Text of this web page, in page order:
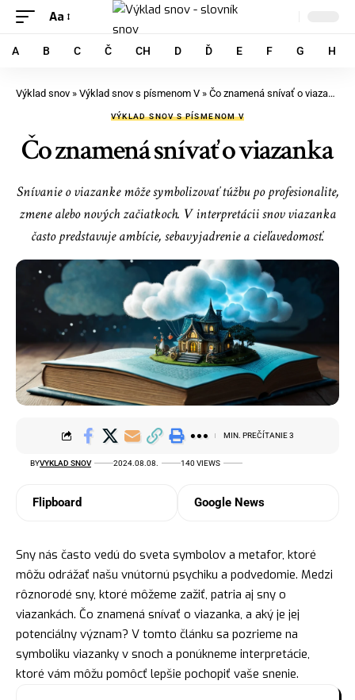
Aa
A B C Č CH D Ď E F G H
Výklad snov » Výklad snov s písmenom V » Čo znamená snívať o viazanka
VÝKLAD SNOV S PÍSMENOM V
Čo znamená snívať o viazanka
Snívanie o viazanke môže symbolizovať túžbu po profesionalite,
zmene alebo nových začiatkoch. V interpretácii snov viazanka
často predstavuje ambície, sebavyjadrenie a cieľavedomosť.
BYVYKLAD SNOV 2024.08.08. 140 VIEWS
MIN. PREČÍTANIE 3
Flipboard Google News
Sny nás často vedú do sveta symbolov a metafor, ktoré
môžu odrážať našu vnútornú psychiku a podvedomie. Medzi
rôznorodé sny, ktoré môžeme zažiť, patria aj sny o
viazankách. Čo znamená snívať o viazanka, a aký je jej
potenciálny význam? V tomto článku sa pozrieme na
symboliku viazanky v snoch a ponúkneme interpretácie,
ktoré vám môžu pomôcť lepšie pochopiť vaše snenie.